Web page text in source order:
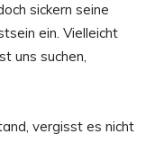
sickern seine
ein. Vielleicht
uns suchen,
vergisst es nicht